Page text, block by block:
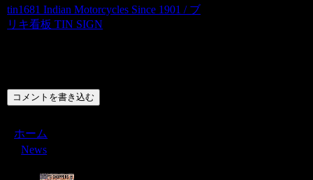
tin1681 Indian Motorcycles Since 1901 / ブ
リキ看板 TIN SIGN
コメントを書き込む
ホーム
News